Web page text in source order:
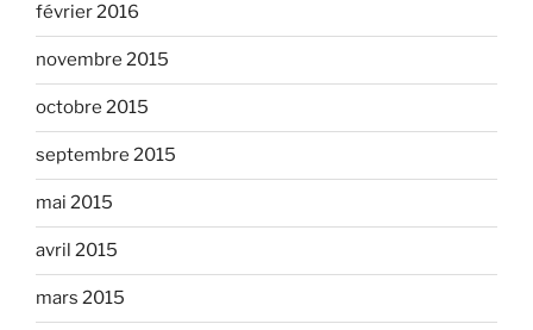
février 2016
novembre 2015
octobre 2015
septembre 2015
mai 2015
avril 2015
mars 2015